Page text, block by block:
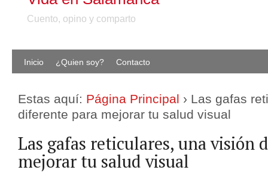
Cuento, opino y comparto
Inicio ¿Quien soy? Contacto
Estas aquí: Página Principal › Las gafas
diferente para mejorar tu salud visual
Las gafas reticulares, una visión
mejorar tu salud visual